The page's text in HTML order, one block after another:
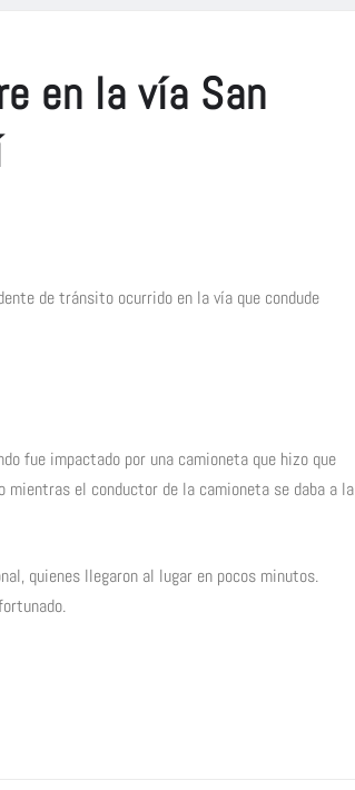
en la vía San
de tránsito ocurrido en la vía que condude
fue impactado por una camioneta que hizo que
mientras el conductor de la camioneta se daba a la
quienes llegaron al lugar en pocos minutos.